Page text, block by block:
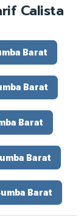
Calista
Barat
Barat
Barat
Barat
Barat